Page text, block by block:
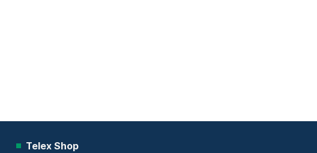
Telex Shop